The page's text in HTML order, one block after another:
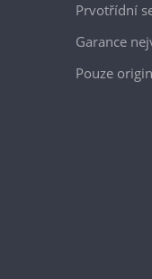
Prvotřídní
Garance
Pouze